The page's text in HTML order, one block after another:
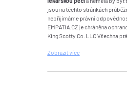
jsou na těchto stránkách
nepřijímáme právní
EMPATIA.CZ je chráněna
King Scotty Co. LLC Všechna
Zobrazitvíce